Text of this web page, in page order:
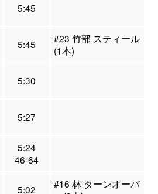
5:45
5:45
#23 竹部 スティール
(1本)
5:30
5:27
5:24
46-64
5:02
#16 林 ターンオーバ